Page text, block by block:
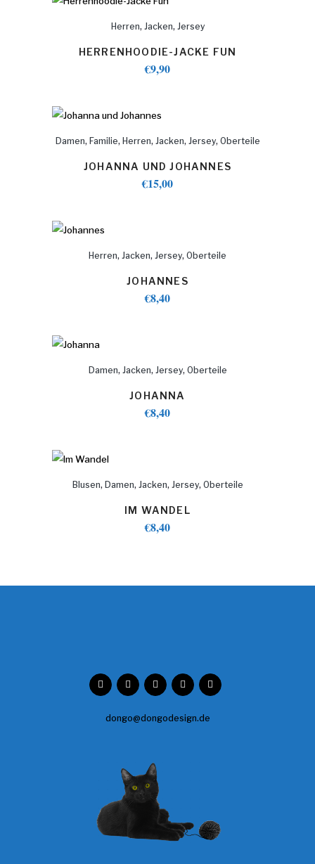
Herren, Jacken, Jersey
HERRENHOODIE-JACKE FUN
€9,90
Damen, Familie, Herren, Jacken, Jersey, Oberteile
JOHANNA UND JOHANNES
€15,00
Herren, Jacken, Jersey, Oberteile
JOHANNES
€8,40
Damen, Jacken, Jersey, Oberteile
JOHANNA
€8,40
Blusen, Damen, Jacken, Jersey, Oberteile
IM WANDEL
€8,40
dongo@dongodesign.de